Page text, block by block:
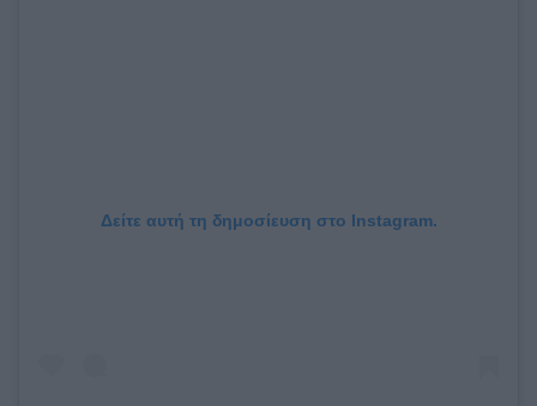
Δείτε αυτή τη δημοσίευση στο Instagram.